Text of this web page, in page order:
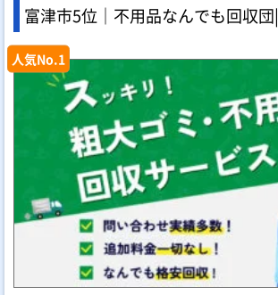
富津市5位｜不用品なんでも回収団|
人気No.1